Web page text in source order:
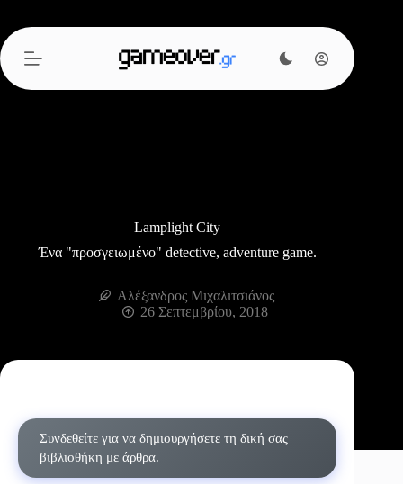
περιεχόμενο
Lamplight City
Ένα "προσγειωμένο" detective, adventure game.
Αλέξανδρος Μιχαλιτσιάνος
26 Σεπτεμβρίου, 2018
Συνδεθείτε για να δημιουργήσετε τη δική σας
βιβλιοθήκη με άρθρα.